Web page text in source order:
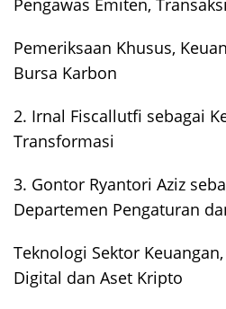
Pengawas Emiten,
Pemeriksaan Khusus,
Bursa Karbon
2. Irnal Fiscallutfi sebagai
Transformasi
3. Gontor Ryantori Aziz
Departemen Pengaturan
Teknologi Sektor
Digital dan Aset Kripto